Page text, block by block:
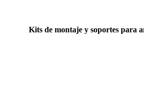
Kits de montaje y soportes para